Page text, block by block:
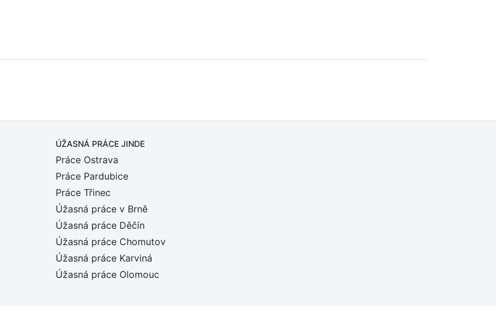
ÚŽASNÁ PRÁCE JINDE
Práce Ostrava
Práce Pardubice
Práce Třinec
Úžasná práce v Brně
Úžasná práce Děčín
Úžasná práce Chomutov
Úžasná práce Karviná
Úžasná práce Olomouc